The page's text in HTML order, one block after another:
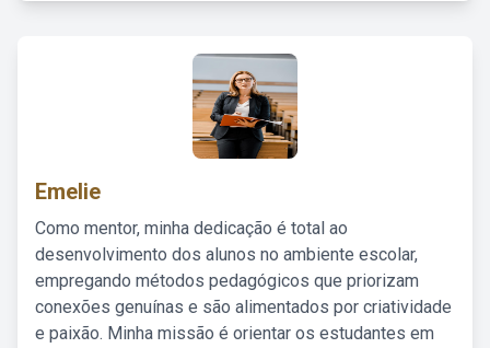
Emelie
Como mentor, minha dedicação é total ao
desenvolvimento dos alunos no ambiente escolar,
empregando métodos pedagógicos que priorizam
conexões genuínas e são alimentados por criatividade
e paixão. Minha missão é orientar os estudantes em